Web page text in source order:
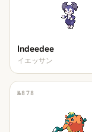
Indeedee
イエッサン
№878